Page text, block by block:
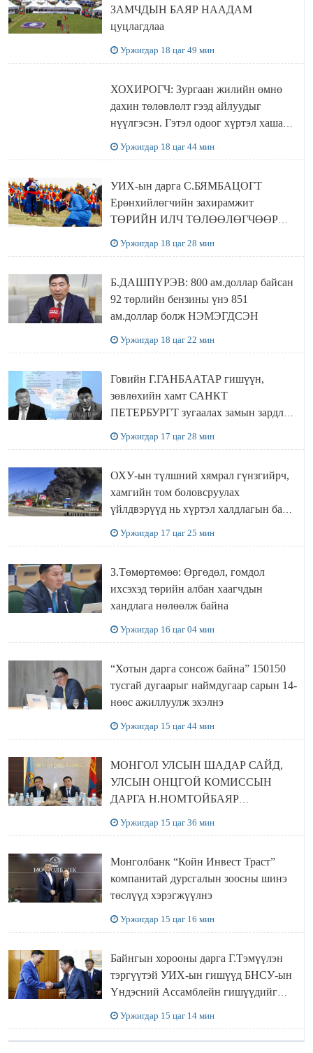
ЗАМЧДЫН БАЯР НААДАМ
цуцлагдлаа
Уржигдар 18 цаг 49 мин
ХОХИРОГЧ: Зургаан жилийн өмнө
дахин төлөвлөлт гээд айлуудыг
нүүлгэсэн. Гэтэл одоог хүртэл хашаа
Уржигдар 18 цаг 44 мин
УИХ-ын дарга С.БЯМБАЦОГТ
Ерөнхийлөгчийн захирамжит
ТӨРИЙН ИЛЧ ТӨЛӨӨЛӨГЧӨӨР
Уржигдар 18 цаг 28 мин
Б.ДАШПҮРЭВ: 800 ам.доллар байсан
92 төрлийн бензины үнэ 851
ам.доллар болж НЭМЭГДСЭН
Уржигдар 18 цаг 22 мин
Говийн Г.ГАНБААТАР гишүүн,
зөвлөхийн хамт САНКТ
ПЕТЕРБУРГТ зугаалах замын зардлаа
Уржигдар 17 цаг 28 мин
ОХУ-ын түлшний хямрал гүнзгийрч,
хамгийн том боловсруулах
үйлдвэрүүд нь хүртэл халдлагын бай
Уржигдар 17 цаг 25 мин
З.Төмөртөмөө: Өргөдөл, гомдол
ихсэхэд төрийн албан хаагчдын
хандлага нөлөөлж байна
Уржигдар 16 цаг 04 мин
“Хотын дарга сонсож байна” 150150
тусгай дугаарыг наймдугаар сарын 14-
нөөс ажиллуулж эхэлнэ
Уржигдар 15 цаг 44 мин
МОНГОЛ УЛСЫН ШАДАР САЙД,
УЛСЫН ОНЦГОЙ КОМИССЫН
ДАРГА Н.НОМТОЙБАЯР
Уржигдар 15 цаг 36 мин
Монголбанк “Койн Инвест Траст”
компанитай дурсгалын зоосны шинэ
төслүүд хэрэгжүүлнэ
Уржигдар 15 цаг 16 мин
Байнгын хорооны дарга Г.Тэмүүлэн
тэргүүтэй УИХ-ын гишүүд БНСУ-ын
Үндэсний Ассамблейн гишүүдийг
Уржигдар 15 цаг 14 мин